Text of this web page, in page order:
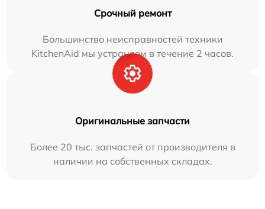
Срочный ремонт
Большинство неисправностей техники
KitchenAid мы устраняем в течение 2 часов.
Оригинальные запчасти
Более 20 тыс. запчастей от производителя в
наличии на собственных складах.